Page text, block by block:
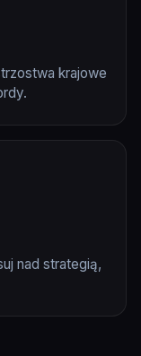
krajowe
nad strategią,